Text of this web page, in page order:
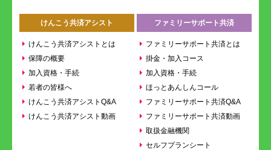
けんこう共済アシスト
けんこう共済アシストとは
保障の概要
加入資格・手続
若者の皆様へ
けんこう共済アシストQ&A
けんこう共済アシスト動画
ファミリーサポート共済
ファミリーサポート共済とは
掛金・加入コース
加入資格・手続
ほっとあんしんコール
ファミリーサポート共済Q&A
ファミリーサポート共済動画
取扱金融機関
セルフプランシート